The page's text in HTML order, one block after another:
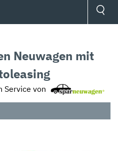
Neuwagen mit
Service von